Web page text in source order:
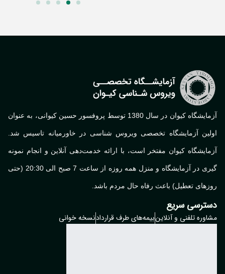
آزمایشگاه کیوان در سال 1380 توسط پروفسور حسین کیوانی، به عنوان
آزمایشگاه تخصصی ویروس شناسی در خاورمیانه تاسیس شد.
کیوان مفتخر است، با ارائه خدمت‌دهی آنلاین و انجام نمونه
گیری در آزمایشگاه و منزل همه روزه از ساعت 7 صبح الی 20:30 (حتی
تعطیل) باعث رفاه حال مردم باشد.
سریع
تلفنی و آنلاینبیمه‌های طرف قراردادنسخه خوانی